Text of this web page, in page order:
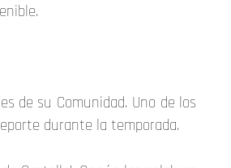
de su Comunidad. Uno de los
durante la temporada.